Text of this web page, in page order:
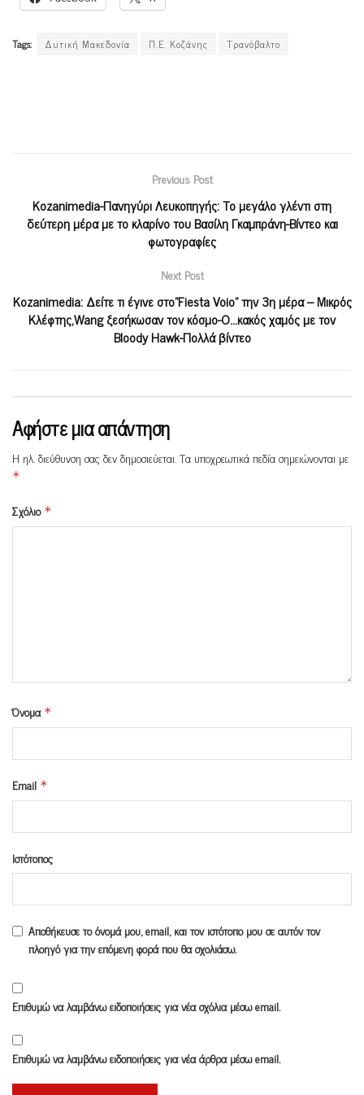
Tags: Δυτική Μακεδονία Π.Ε. Κοζάνης Τρανόβαλτο
Previous Post
Kozanimedia-Πανηγύρι Λευκοπηγής: Το μεγάλο γλέντι στη
δεύτερη μέρα με το κλαρίνο του Βασίλη Γκαμπράνη-Βίντεο και
φωτογραφίες
Next Post
Κοzanimedia: Δείτε τι έγινε στο”Fiesta Voio” την 3η μέρα – Μικρός
Κλέφτης,Wang ξεσήκωσαν τον κόσμο-Ο…κακός χαμός με τον
Bloody Hawk-Πολλά βίντεο
Αφήστε μια απάντηση
Η ηλ. διεύθυνση σας δεν δημοσιεύεται.Τα υποχρεωτικά πεδία σημειώνονται με
*
Σχόλιο *
Όνομα *
Email *
Ιστότοπος
Αποθήκευσε το όνομά μου, email, και τον ιστότοπο μου σε αυτόν τον
πλοηγό για την επόμενη φορά που θα σχολιάσω.
Επιθυμώ να λαμβάνω ειδοποιήσεις για νέα σχόλια μέσω email.
Επιθυμώ να λαμβάνω ειδοποιήσεις για νέα άρθρα μέσω email.